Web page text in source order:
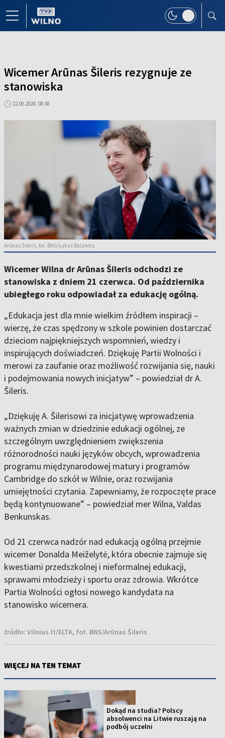
Wicemer Arūnas Šileris rezygnuje ze
stanowiska
22.06.2024, 08:48
Arūnas Šileris, fot. BNS/Lukas Balandis
Wicemer Wilna dr Arūnas Šileris odchodzi ze
stanowiska z dniem 21 czerwca. Od października
ubiegłego roku odpowiadał za edukację ogólną.
„Edukacja jest dla mnie wielkim źródłem inspiracji –
wierzę, że czas spędzony w szkole powinien dostarczać
dzieciom najpiękniejszych wspomnień, wiedzy i
inspirujących doświadczeń. Dziękuję Partii Wolności i
merowi za zaufanie oraz możliwość rozwijania się, nauki
i podejmowania nowych inicjatyw” – powiedział dr A.
Šileris.
„Dziękuję A. Šilerisowi za inicjatywę wprowadzenia
ważnych zmian w dziedzinie edukacji ogólnej, ze
szczególnym uwzględnieniem zwiększenia
różnorodności nauki języków obcych, wprowadzenia
programu międzynarodowej matury i programów
Cambridge do szkół w Wilnie, oraz rozwijania
umiejętności czytania. Zapewniamy, że rozpoczęte prace
będą kontynuowane” – powiedział mer Wilna, Valdas
Benkunskas.
Od 21 czerwca nadzór nad edukacją ogólną przejmie
wicemer Donalda Meiželytė, która obecnie zajmuje się
kwestiami przedszkolnej i nieformalnej edukacji,
sprawami młodzieży i sportu oraz zdrowia. Wkrótce
Partia Wolności ogłosi nowego kandydata na
stanowisko wicemera.
źródło: Vilnius.lt/ELTA, fot. BNS/Arūnas Šileris
WIĘCEJ NA TEN TEMAT
Dokąd na studia? Polscy
absolwenci na Litwie ruszają na
podbój uczelni